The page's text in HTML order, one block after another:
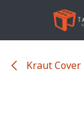
Overslaan naar
Kraut Cover